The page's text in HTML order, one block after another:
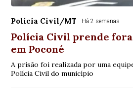
Polícia Civil/MT Há 2 semanas
Polícia Civil prende
em Poconé
A prisão foi realizada por uma
Polícia Civil do município